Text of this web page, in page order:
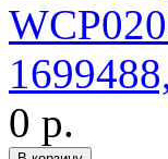
0 р.